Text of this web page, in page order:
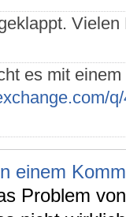
Vielen
es mit
einem
Problem